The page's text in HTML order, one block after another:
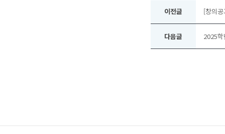
이전글 [창의
다음글 2025